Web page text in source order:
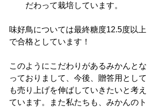
だわって栽培しています。
味好鳥については最終糖度12.5度以上
で合格としています！
このようにこだわりがあるみかんとな
っておりまして、今後、贈答用として
も売り上げを伸ばしていきたいと考え
ています。また私たちも、みかんのト